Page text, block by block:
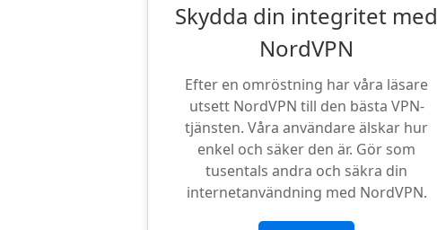
Skydda din integritet med
NordVPN
Efter en omröstning har våra läsare
utsett NordVPN till den bästa VPN-
tjänsten. Våra användare älskar hur
enkel och säker den är. Gör som
tusentals andra och säkra din
internetanvändning med NordVPN.